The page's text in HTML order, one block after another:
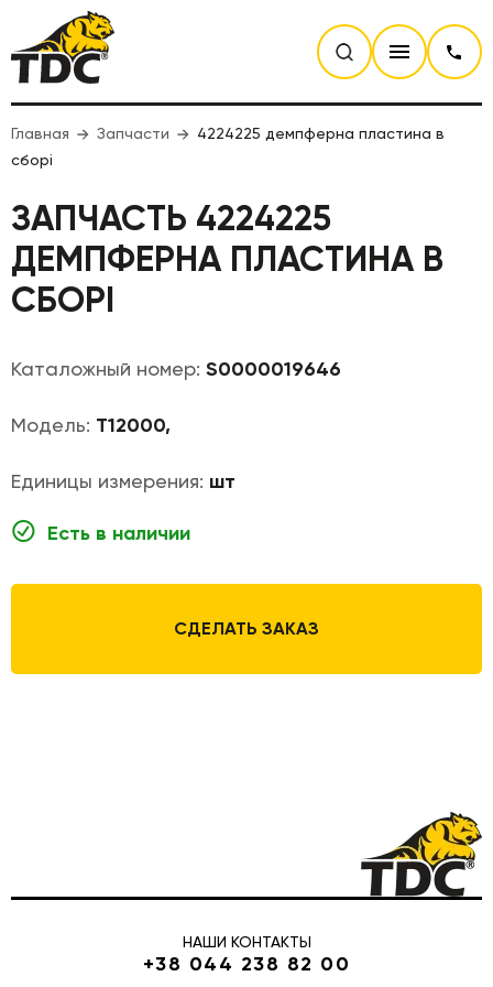
Главная Запчасти
4224225 демпферна пластина в
сборі
ЗАПЧАСТЬ 4224225
ДЕМПФЕРНА ПЛАСТИНА В
СБОРІ
Каталожный номер: S0000019646
Модель: T12000,
Единицы измерения: шт
Есть в наличии
СДЕЛАТЬ ЗАКАЗ
НАШИ КОНТАКТЫ
+38 044 238 82 00